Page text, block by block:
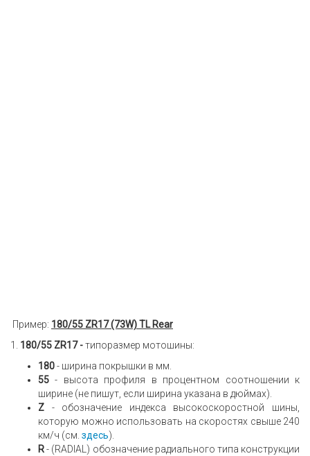
Пример: 180/55 ZR17 (73W) TL Rear
1.
180/55 ZR17 -типоразмер мотошины:
180- ширина покрышки в мм.
55 - высота профиля в процентном соотношении к
ширине (не пишут, если ширина указана в дюймах).
Z - обозначение индекса высокоскоростной шины,
которую можно использовать на скоростях свыше 240
км/ч (см. здесь).
R- (RADIAL) обозначение радиального типа конструкции